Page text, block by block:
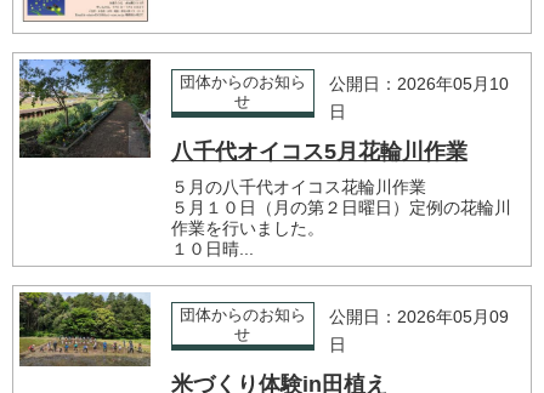
団体からのお知ら
せ
公開日：2026年05月10
日
八千代オイコス5月花輪川作業
５月の八千代オイコス花輪川作業
５月１０日（月の第２日曜日）定例の花輪川
作業を行いました。
１０日晴...
団体からのお知ら
せ
公開日：2026年05月09
日
米づくり体験in田植え